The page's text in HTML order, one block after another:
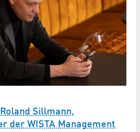
Sillmann,
der WISTA Management